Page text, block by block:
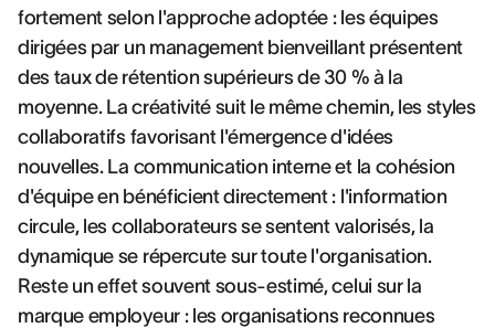
fortement selon l'approche adoptée : les équipes
dirigées par un management bienveillant présentent
des taux de rétention supérieurs de 30 % à la
moyenne. La créativité suit le même chemin, les styles
collaboratifs favorisant l'émergence d'idées
nouvelles. La communication interne et la cohésion
d'équipe en bénéficient directement : l'information
circule, les collaborateurs se sentent valorisés, la
dynamique se répercute sur toute l'organisation.
Reste un effet souvent sous-estimé, celui sur la
marque employeur : les organisations reconnues